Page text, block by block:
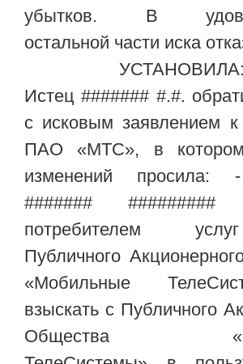
убытков. В
остальной части иска
УСТАНОВИЛА:
Истец ####### #.#.
с исковым заявлением
ПАО «МТС», в
изменений просила:
####### #########
потребителем
Публичного
«Мобильные
взыскать с Публичного
Общества